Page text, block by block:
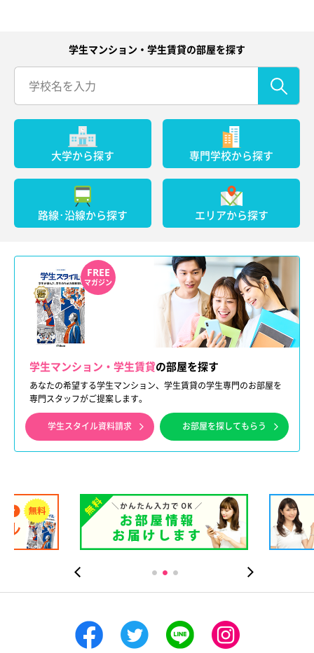
学生マンション・学生賃貸の部屋を探す
大学から探す 専門学校から探す
路線･沿線から探す エリアから探す
FREE
マガジン
学生マンション・学生賃貸の部屋を探す
あなたの希望する学生マンション、学生賃貸の学生専門のお部屋を
専門スタッフがご提案します。
学生スタイル資料請求 お部屋を探してもらう